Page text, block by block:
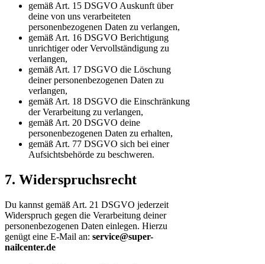
gemäß Art. 15 DSGVO Auskunft über
deine von uns verarbeiteten
personenbezogenen Daten zu verlangen,
gemäß Art. 16 DSGVO Berichtigung
unrichtiger oder Vervollständigung zu
verlangen,
gemäß Art. 17 DSGVO die Löschung
deiner personenbezogenen Daten zu
verlangen,
gemäß Art. 18 DSGVO die Einschränkung
der Verarbeitung zu verlangen,
gemäß Art. 20 DSGVO deine
personenbezogenen Daten zu erhalten,
gemäß Art. 77 DSGVO sich bei einer
Aufsichtsbehörde zu beschweren.
7. Widerspruchsrecht
Du kannst gemäß Art. 21 DSGVO jederzeit
Widerspruch gegen die Verarbeitung deiner
personenbezogenen Daten einlegen. Hierzu
genügt eine E-Mail an: service@super-
nailcenter.de